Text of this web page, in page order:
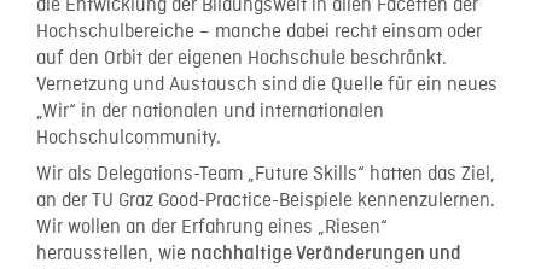
die Entwicklung der Bildungswelt in allen Facetten der
Hochschulbereiche – manche dabei recht einsam oder
auf den Orbit der eigenen Hochschule beschränkt.
Vernetzung und Austausch sind die Quelle für ein neues
„Wir“ in der nationalen und internationalen
Hochschulcommunity.
Wir als Delegations-Team „Future Skills“ hatten das Ziel,
an der TU Graz Good-Practice-Beispiele kennenzulernen.
Wir wollen an der Erfahrung eines „Riesen“
herausstellen, wie nachhaltige Veränderungen und